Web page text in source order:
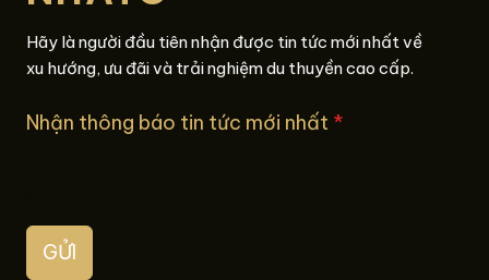
Hãy là người đầu tiên nhận được tin tức mới nhất về
xu hướng, ưu đãi và trải nghiệm du thuyền cao cấp.
Nhận thông báo tin tức mới nhất *
GỬI